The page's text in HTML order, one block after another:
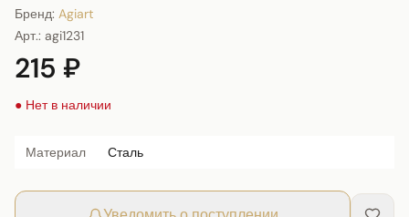
Бренд: Agiart
Арт.: agi1231
215 ₽
● Нет в наличии
Материал Сталь